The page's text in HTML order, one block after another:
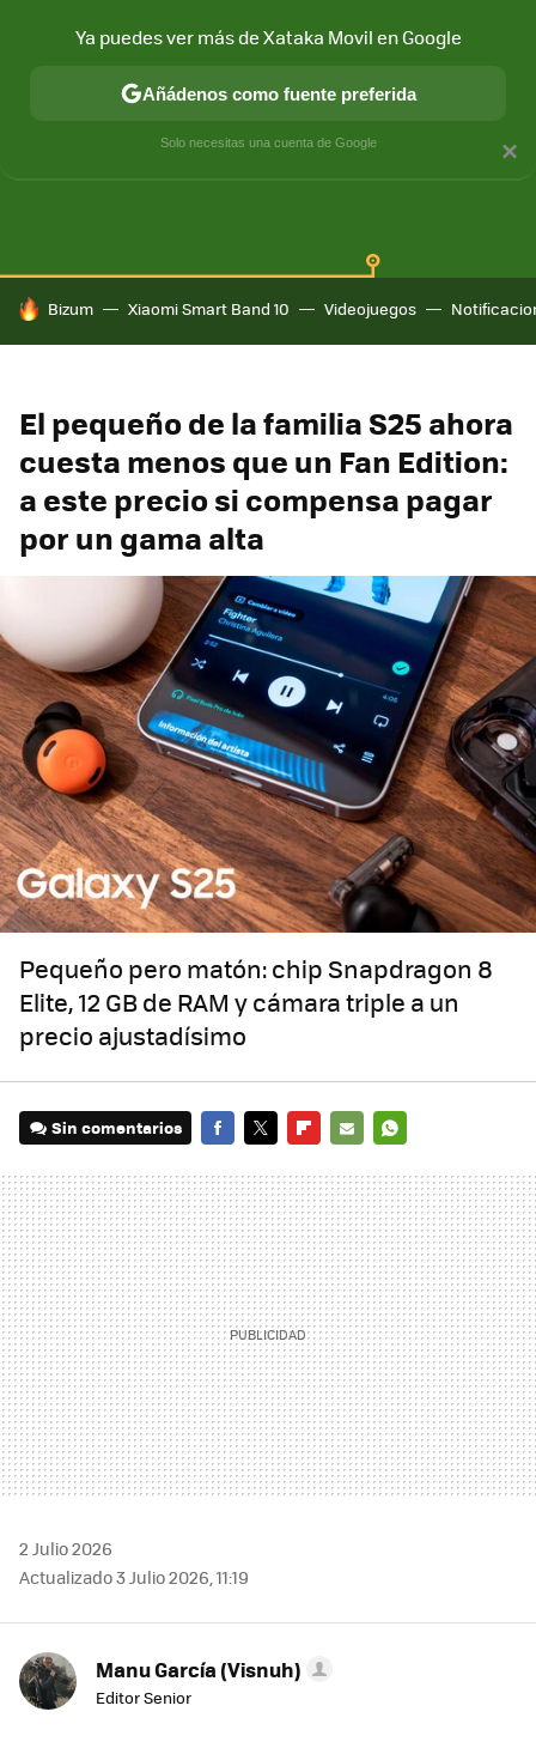
HOY SE HABLA DE
Bizum Xiaomi Smart Band 10 Videojuegos
El pequeño de la familia S25 ahora
cuesta menos que un Fan Edition:
a este precio si compensa pagar
por un gama alta
Pequeño pero matón: chip Snapdragon 8
Elite, 12 GB de RAM y cámara triple a un
precio ajustadísimo
Sin comentarios
MAIL
2 Julio 2026
Actualizado 3 Julio 2026, 11:19
Manu García (Visnuh)
Editor Senior
×
Ya puedes ver más de Xataka Movil en Google
Añádenos como fuente preferida
Solo necesitas una cuenta de Google